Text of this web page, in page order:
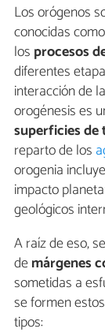
Los orógenos
conocidas
los procesos
diferentes
interacción de
orogénesis es
superficies
reparto de los
orogenia
impacto
geológicos
A raíz de eso,
demárgenes
sometidas a
se formen
tipos: